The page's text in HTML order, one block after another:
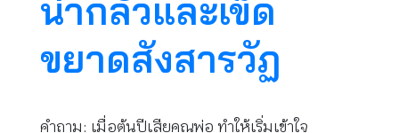
น่ากลัวและเข็ด
ขยาดสังสารวัฏ
คำถาม: เมื่อต้นปีเสียคุณพ่อ ทำให้เริ่มเข้าใจ